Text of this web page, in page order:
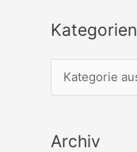
Kategorien
a
e
Archiv